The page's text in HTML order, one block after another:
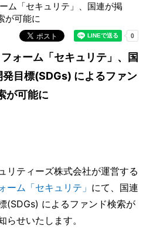
ム「セキュリテ」、国連が掲
が可能に
ォーム「セキュリテ」、国
目標(SDGs) によるファン
が可能に
リティーズ株式会社が運営する
ーム「セキュリテ」 にて、 国連
(SDGs) によるファンド検索が
せいたします。